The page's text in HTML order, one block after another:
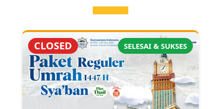
CLOSED SELESAI & SUKSES